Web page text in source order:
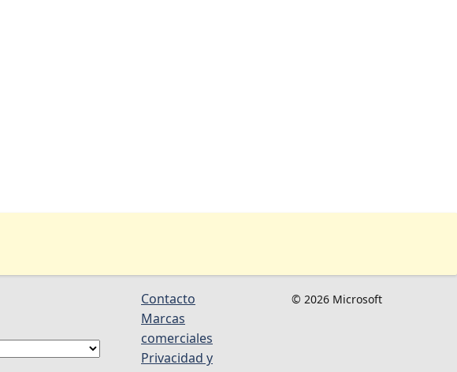
Contacto
Marcas
comerciales
Privacidad y
© 2026 Microsoft